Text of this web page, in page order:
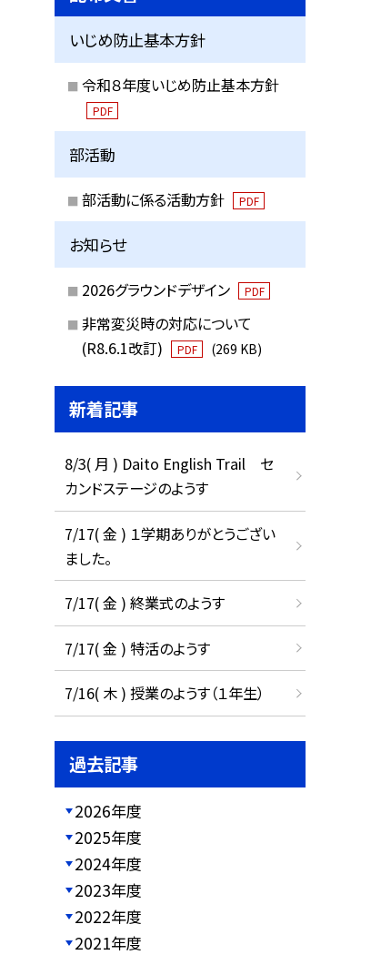
いじめ防止基本方針
令和８年度いじめ防止基本方針
PDF
部活動
部活動に係る活動方針 PDF
お知らせ
2026グラウンドデザイン PDF
非常変災時の対応について
(R8.6.1改訂)
PDF (269 KB)
新着記事
8/3( 月 ) Daito English Trail セ
カンドステージのようす
7/17( 金 ) １学期ありがとうござい
ました。
7/17( 金 ) 終業式のようす
7/17( 金 ) 特活のようす
7/16( 木 ) 授業のようす（１年生）
過去記事
2026年度
2025年度
2024年度
2023年度
2022年度
2021年度